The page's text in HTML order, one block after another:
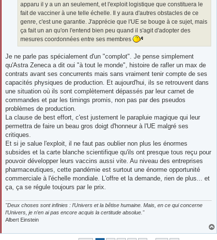
apparu il y a un an seulement, et l'exploit logistique que constituera le
fait de vacciner à une telle échelle. Il y aura d'autres obstacles de ce
genre, c'est une garantie. J'apprécie que l'UE se bouge à ce sujet, mais
ça fait un an qu'on l'entend bien peu quand il s'agit d'adopter des
mesures coordonnées entre ses membres
Je ne parle pas spécialement d'un "complot". Je pense simplement
qu'Astra Zeneca a dit oui "à tout le monde", histoire de rafler un max de
contrats avant ses concurrents mais sans vraiment tenir compte de ses
capacités physiques de production. Et aujourd'hui, ils se retrouvent dans
une situation où ils sont complètement dépassés par leur carnet de
commandes et par les timings promis, non pas par des pseudos
problèmes de production.
La clause de best effort, c'est justement le parapluie magique qui leur
permettra de faire un beau gros doigt d'honneur à l'UE malgré ses
critiques.
Et si je salue l'exploit, il ne faut pas oublier non plus les énormes
subsides et la carte blanche scientifique qu'ils ont presque tous reçu pour
pouvoir développer leurs vaccins aussi vite. Au niveau des entreprises
pharmaceutiques, cette pandémie est surtout une énorme opportunité
commerciale à l'échelle mondiale. L'offre et la demande, rien de plus... et
ça, ça se régule toujours par le prix.
"Deux choses sont infinies : l’Univers et la bêtise humaine. Mais, en ce qui concerne
l’Univers, je n’en ai pas encore acquis la certitude absolue."
Albert Einstein